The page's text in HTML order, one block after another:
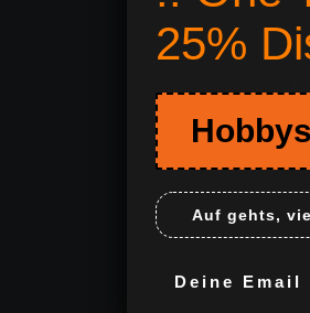
25%
Auf gehts,